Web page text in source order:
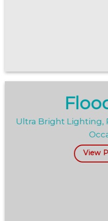
Ultra Bright Lighting,
View